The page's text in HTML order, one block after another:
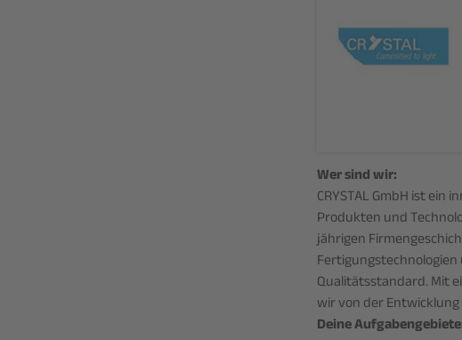
Wer sind wir:
CRYSTAL GmbH ist
Produkten und
jährigen
Qualitätsstandard. Mit
wir von der
Deine